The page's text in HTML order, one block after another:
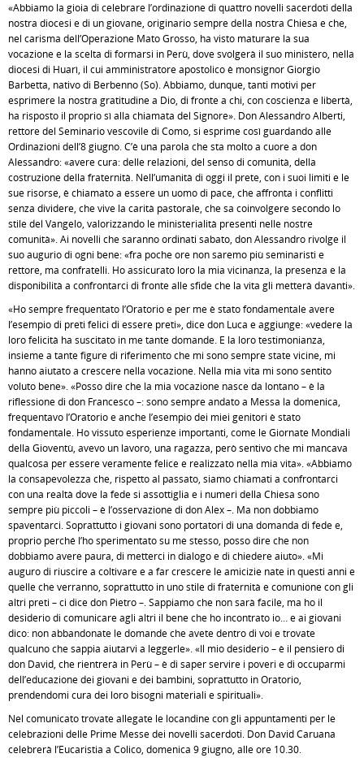
«Abbiamo la gioia di celebrare l’ordinazione di quattro novelli sacerdoti della
nostra diocesi e di un giovane, originario sempre della nostra Chiesa e che,
nel carisma dell’Operazione Mato Grosso, ha visto maturare la sua
vocazione e la scelta di formarsi in Perù, dove svolgerà il suo ministero, nella
diocesi di Huarì, il cui amministratore apostolico è monsignor Giorgio
Barbetta, nativo di Berbenno (So). Abbiamo, dunque, tanti motivi per
esprimere la nostra gratitudine a Dio, di fronte a chi, con coscienza e libertà,
ha risposto il proprio sì alla chiamata del Signore». Don Alessandro Alberti,
rettore del Seminario vescovile di Como, si esprime così guardando alle
Ordinazioni dell’8 giugno. C’è una parola che sta molto a cuore a don
Alessandro: «avere cura: delle relazioni, del senso di comunità, della
costruzione della fraternità. Nell’umanità di oggi il prete, con i suoi limiti e le
sue risorse, è chiamato a essere un uomo di pace, che affronta i conflitti
senza dividere, che vive la carità pastorale, che sa coinvolgere secondo lo
stile del Vangelo, valorizzando le ministerialità presenti nelle nostre
comunità». Ai novelli che saranno ordinati sabato, don Alessandro rivolge il
suo augurio di ogni bene: «fra poche ore non saremo più seminaristi e
rettore, ma confratelli. Ho assicurato loro la mia vicinanza, la presenza e la
disponibilità a confrontarci di fronte alle sfide che la vita gli metterà davanti».
«Ho sempre frequentato l’Oratorio e per me è stato fondamentale avere
l’esempio di preti felici di essere preti», dice don Luca e aggiunge: «vedere la
loro felicità ha suscitato in me tante domande. E la loro testimonianza,
insieme a tante figure di riferimento che mi sono sempre state vicine, mi
hanno aiutato a crescere nella vocazione. Nella mia vita mi sono sentito
voluto bene». «Posso dire che la mia vocazione nasce da lontano – è la
riflessione di don Francesco –: sono sempre andato a Messa la domenica,
frequentavo l’Oratorio e anche l’esempio dei miei genitori è stato
fondamentale. Ho vissuto esperienze importanti, come le Giornate Mondiali
della Gioventù, avevo un lavoro, una ragazza, però sentivo che mi mancava
qualcosa per essere veramente felice e realizzato nella mia vita». «Abbiamo
la consapevolezza che, rispetto al passato, siamo chiamati a confrontarci
con una realtà dove la fede si assottiglia e i numeri della Chiesa sono
sempre più piccoli – è l’osservazione di don Alex –. Ma non dobbiamo
spaventarci. Soprattutto i giovani sono portatori di una domanda di fede e,
proprio perché l’ho sperimentato su me stesso, posso dire che non
dobbiamo avere paura, di metterci in dialogo e di chiedere aiuto». «Mi
auguro di riuscire a coltivare e a far crescere le amicizie nate in questi anni e
quelle che verranno, soprattutto in uno stile di fraternità e comunione con gli
altri preti – ci dice don Pietro –. Sappiamo che non sarà facile, ma ho il
desiderio di comunicare agli altri il bene che ho incontrato io… e ai giovani
dico: non abbandonate le domande che avete dentro di voi e trovate
qualcuno che sappia aiutarvi a leggerle». «Il mio desiderio – è il pensiero di
don David, che rientrerà in Perù – è di saper servire i poveri e di occuparmi
dell’educazione dei giovani e dei bambini, soprattutto in Oratorio,
prendendomi cura dei loro bisogni materiali e spirituali».
Nel comunicato trovate allegate le locandine con gli appuntamenti per le
celebrazioni delle Prime Messe dei novelli sacerdoti. Don David Caruana
celebrerà l’Eucaristia a Colico, domenica 9 giugno, alle ore 10.30.